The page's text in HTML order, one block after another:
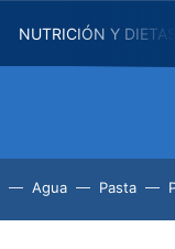
NUTRICIÓN Y
Agua Pasta